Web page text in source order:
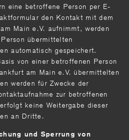
eine betroffene Person per E-
den Kontakt mit dem
Main e.V. aufnimmt, werden
übermittelten
automatisch gespeichert.
von einer betroffenen Person
am Main e.V. übermittelten
werden für Zwecke der
zur betroffenen
keine Weitergabe dieser
an Dritte.
und Sperrung von